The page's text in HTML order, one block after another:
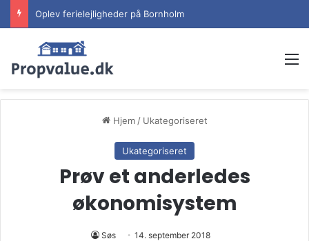
Oplev ferielejligheder på Bornholm
Hjem / Ukategoriseret
Ukategoriseret
Prøv et anderledes
økonomisystem
Søs 14. september 2018